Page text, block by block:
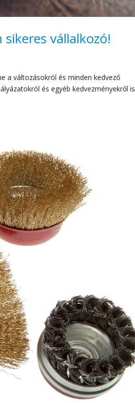
sikeres vállalkozó!
a változásokról és minden kedvező
és egyéb kedvezményekről is